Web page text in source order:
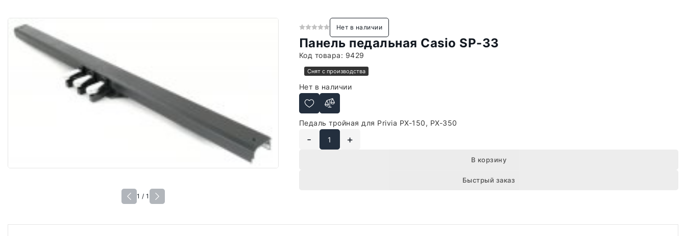
1 / 1
Нет в наличии
Панель педальная Casio SP-33
Код товара: 9429
Снят с производства
Нет в наличии
Педаль тройная для Privia PX-150, PX-350
- +
В корзину
Быстрый заказ